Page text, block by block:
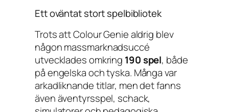
Ett oväntat stort spelbibliotek
Trots att Colour Genie aldrig blev
någon massmarknadsuccé
utvecklades omkring 190 spel, både
på engelska och tyska. Många var
arkadliknande titlar, men det fanns
även äventyrsspel, schack,